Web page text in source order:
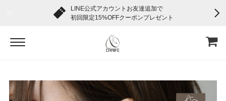
LINE公式アカウントお友達追加で
初回限定15%OFFクーポンプレゼント